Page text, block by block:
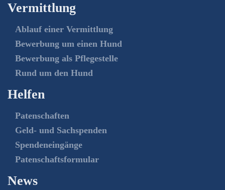
Vermittlung
Ablauf einer Vermittlung
Bewerbung um einen Hund
Bewerbung als Pflegestelle
Rund um den Hund
Helfen
Patenschaften
Geld- und Sachspenden
Spendeneingänge
Patenschaftsformular
News